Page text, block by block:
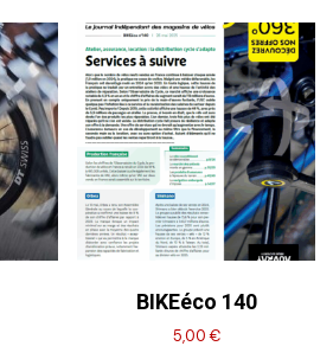
BIKEéco 140
5,00€